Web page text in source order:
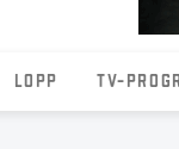
Lopp TV-